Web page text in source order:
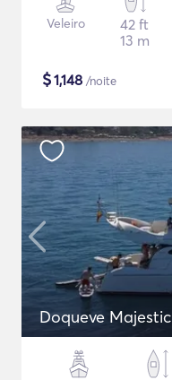
Veleiro
42 ft
13 m
$1,148 /noite
Doqueve Majestic